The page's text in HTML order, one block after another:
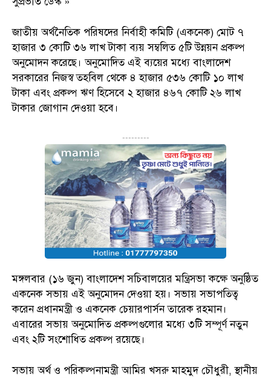
জাতীয় অর্থনৈতিক পরিষদের নির্বাহী কমিটি (একনেক) মোট ৭
হাজার ৩ কোটি ৩৬ লাখ টাকা ব্যয় সম্বলিত ৫টি উন্নয়ন প্রকল্প
অনুমোদন করেছে। অনুমোদিত এই ব্যয়ের মধ্যে বাংলাদেশ
সরকারের নিজস্ব তহবিল থেকে ৪ হাজার ৫৩৬ কোটি ১০ লাখ
টাকা এবং প্রকল্প ঋণ হিসেবে ২ হাজার ৪৬৭ কোটি ২৬ লাখ
টাকার জোগান দেওয়া হবে।
---------
মঙ্গলবার (১৬ জুন) বাংলাদেশ সচিবালয়ের মন্ত্রিসভা কক্ষে অনুষ্ঠিত
একনেক সভায় এই অনুমোদন দেওয়া হয়। সভায় সভাপতিত্ব
করেন প্রধানমন্ত্রী ও একনেক চেয়ারপার্সন তারেক রহমান।
এবারের সভায় অনুমোদিত প্রকল্পগুলোর মধ্যে ৩টি সম্পূর্ণ নতুন
এবং ২টি সংশোধিত প্রকল্প রয়েছে।
সভায় অর্থ ও পরিকল্পনামন্ত্রী আমির খসরু মাহমুদ চৌধুরী, স্থানীয়